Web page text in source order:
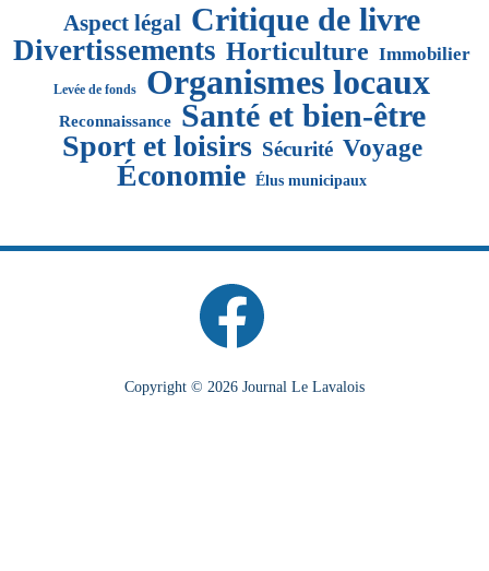
Aspect légal Critique de livre
Divertissements Horticulture Immobilier
Levée de fonds Organismes locaux
Reconnaissance Santé et bien-être
Sport et loisirs Sécurité Voyage
Économie Élus municipaux
Copyright © 2026 Journal Le Lavalois